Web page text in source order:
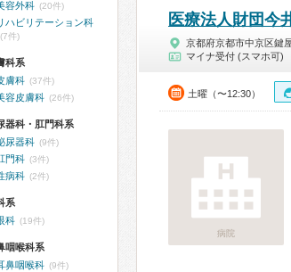
医療法人財団今
京都府京都市中京区鍵
マイナ受付 (スマホ可)
土曜（〜12:30）
病院
容外科 (20件)
ハビリテーション科
(7件)
科系
膚科 (37件)
容皮膚科 (26件)
器科・肛門科系
尿器科 (9件)
門科 (3件)
病科 (2件)
系
科 (19件)
咽喉科系
鼻咽喉科 (9件)